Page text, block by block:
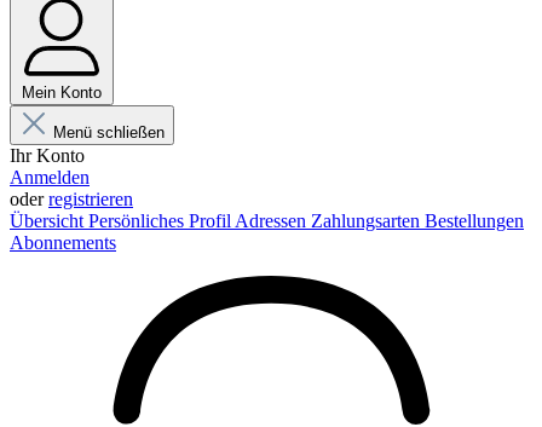
Mein Konto
Menü schließen
Ihr Konto
Anmelden
oderregistrieren
Übersicht Persönliches Profil Adressen Zahlungsarten Bestellungen
Abonnements